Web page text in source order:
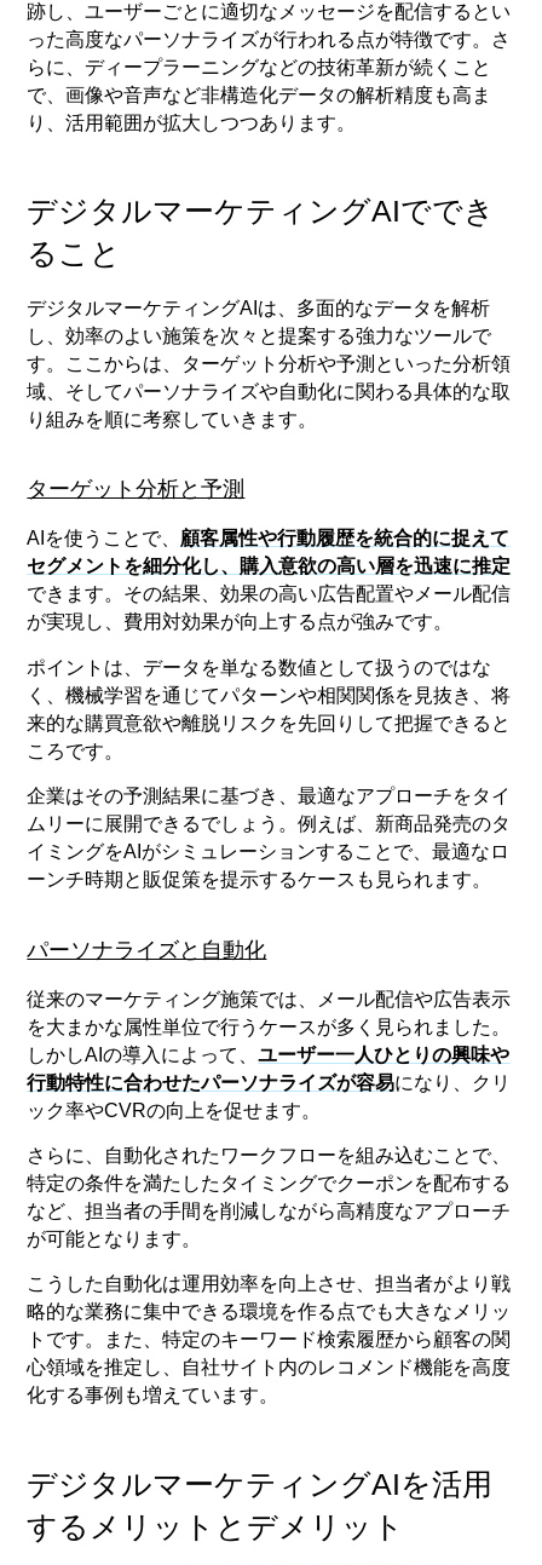
跡し、ユーザーごとに適切なメッセージを配信するとい
った高度なパーソナライズが行われる点が特徴です。さ
らに、ディープラーニングなどの技術革新が続くこと
で、画像や音声など非構造化データの解析精度も高ま
り、活用範囲が拡大しつつあります。
デジタルマーケティングAIででき
ること
デジタルマーケティングAIは、多面的なデータを解析
し、効率のよい施策を次々と提案する強力なツールで
す。ここからは、ターゲット分析や予測といった分析領
域、そしてパーソナライズや自動化に関わる具体的な取
り組みを順に考察していきます。
ターゲット分析と予測
AIを使うことで、顧客属性や行動履歴を統合的に捉えて
セグメントを細分化し、購入意欲の高い層を迅速に推定
できます。その結果、効果の高い広告配置やメール配信
が実現し、費用対効果が向上する点が強みです。
ポイントは、データを単なる数値として扱うのではな
く、機械学習を通じてパターンや相関関係を見抜き、将
来的な購買意欲や離脱リスクを先回りして把握できると
ころです。
企業はその予測結果に基づき、最適なアプローチをタイ
ムリーに展開できるでしょう。例えば、新商品発売のタ
イミングをAIがシミュレーションすることで、最適なロ
ーンチ時期と販促策を提示するケースも見られます。
パーソナライズと自動化
従来のマーケティング施策では、メール配信や広告表示
を大まかな属性単位で行うケースが多く見られました。
しかしAIの導入によって、ユーザー一人ひとりの興味や
行動特性に合わせたパーソナライズが容易になり、クリ
ック率やCVRの向上を促せます。
さらに、自動化されたワークフローを組み込むことで、
特定の条件を満たしたタイミングでクーポンを配布する
など、担当者の手間を削減しながら高精度なアプローチ
が可能となります。
こうした自動化は運用効率を向上させ、担当者がより戦
略的な業務に集中できる環境を作る点でも大きなメリッ
トです。また、特定のキーワード検索履歴から顧客の関
心領域を推定し、自社サイト内のレコメンド機能を高度
化する事例も増えています。
デジタルマーケティングAIを活用
するメリットとデメリット